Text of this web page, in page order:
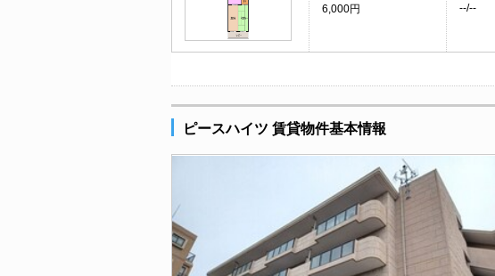
6,000円
--/--
ピースハイツ 賃貸物件基本情報